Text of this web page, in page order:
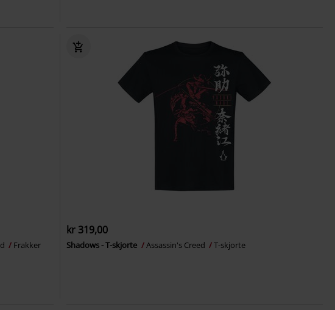
Frakker
kr 319,00
Shadows - T-skjorte Assassin's Creed T-skjorte